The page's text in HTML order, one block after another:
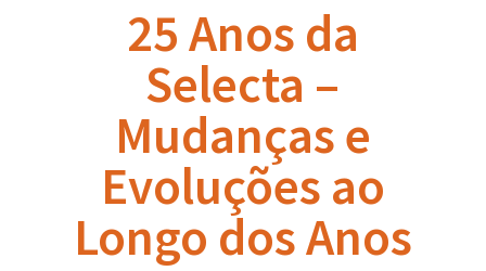
25 Anos da
Selecta –
Mudanças e
Evoluções ao
Longo dos Anos